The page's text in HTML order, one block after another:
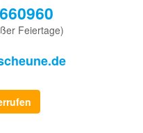
Feiertage)